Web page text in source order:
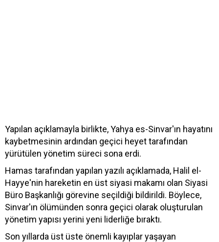
Yapılan açıklamayla birlikte, Yahya es-Sinvar'ın hayatını
kaybetmesinin ardından geçici heyet tarafından
yürütülen yönetim süreci sona erdi.
Hamas tarafından yapılan yazılı açıklamada, Halil el-
Hayye'nin hareketin en üst siyasi makamı olan Siyasi
Büro Başkanlığı görevine seçildiği bildirildi. Böylece,
Sinvar'ın ölümünden sonra geçici olarak oluşturulan
yönetim yapısı yerini yeni liderliğe bıraktı.
Son yıllarda üst üste önemli kayıplar yaşayan